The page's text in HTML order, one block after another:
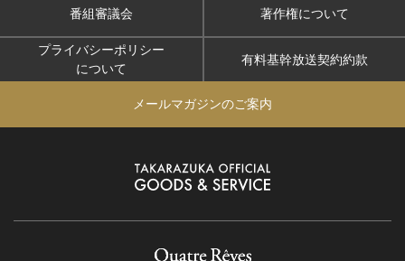
番組審議会 著作権について
プライバシーポリシー
について
有料基幹放送契約約款
メールマガジンのご案内